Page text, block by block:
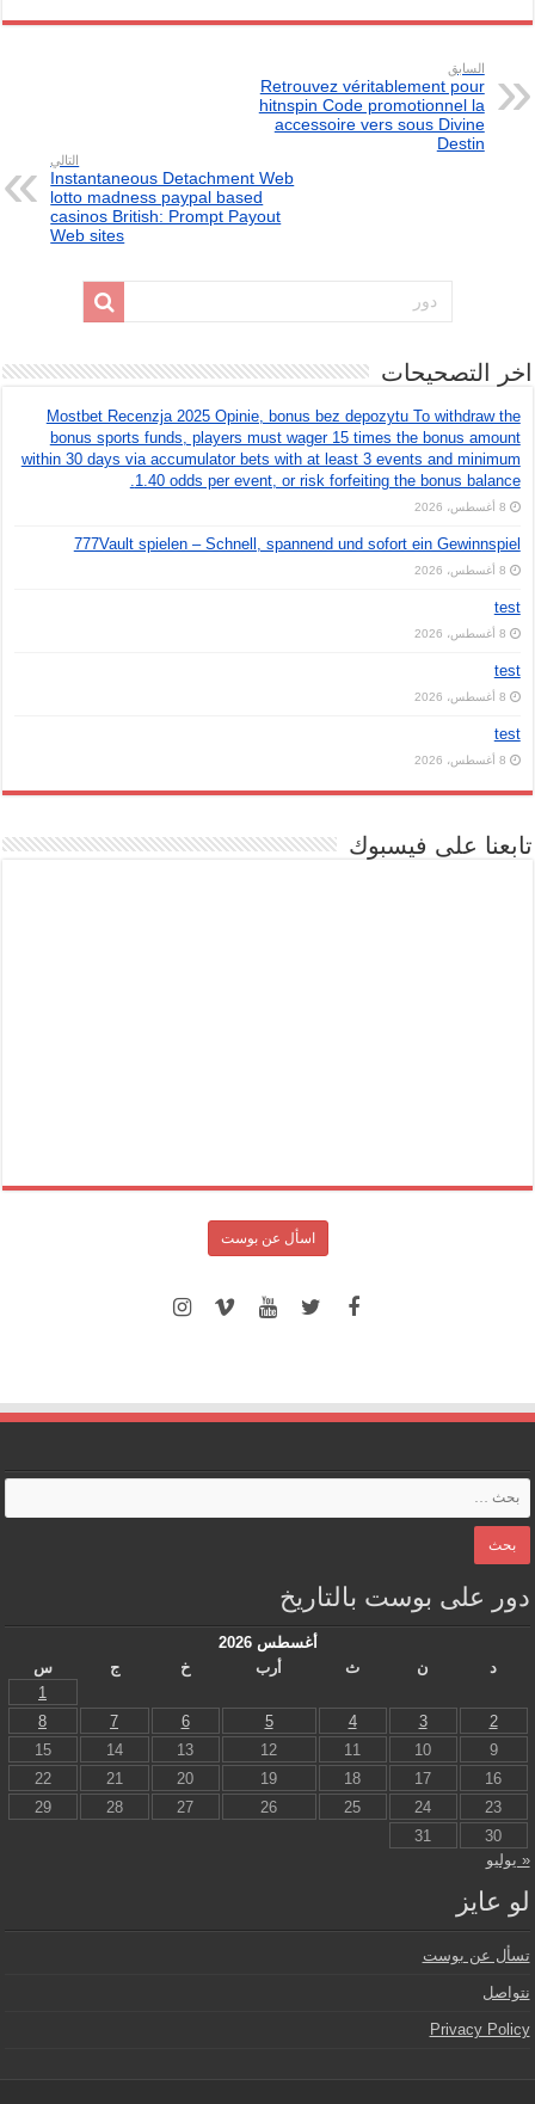
السابق
Retrouvez véritablement pour
hitnspin Code promotionnel la
accessoire vers sous Divine
Destin
التالي
Instantaneous Detachment Web
lotto madness paypal based
casinos British: Prompt Payout
Web sites
اخر التصحيحات
Mostbet Recenzja 2025 Opinie, bonus bez depozytu To withdraw the
bonus sports funds, players must wager 15 times the bonus amount
within 30 days via accumulator bets with at least 3 events and minimum
1.40 odds per event, or risk forfeiting the bonus balance.
8 أغسطس، 2026
777Vault spielen – Schnell, spannend und sofort ein Gewinnspiel
8 أغسطس، 2026
test
8 أغسطس، 2026
test
8 أغسطس، 2026
test
8 أغسطس، 2026
تابعنا على فيسبوك
اسأل عن بوست
دور على بوست بالتاريخ
أغسطس 2026
د
ن ث أرب خ ج
س
1
2
3
4
5
6
7
8
9
10
11
12
13
14
15
16
17
18
19
20
21
22
23
24
25
26
27
28
29
30
31
« يوليو
لو عايز
تسأل عن بوست
نتواصل
Privacy Policy